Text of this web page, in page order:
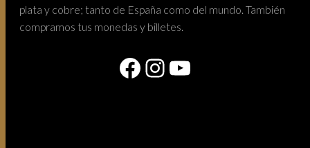
plata y cobre; tanto de España como del mundo. También
compramos tus monedas y billetes.
Facebook
Instagram
YouTube